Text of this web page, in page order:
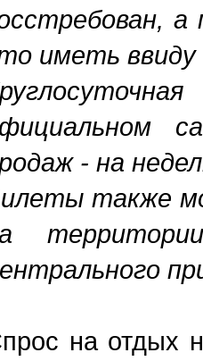
иметь ввиду
- на
также
на отдых